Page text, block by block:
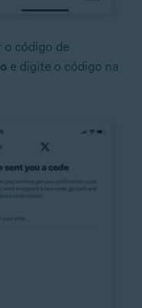
o código de
e digite o código na